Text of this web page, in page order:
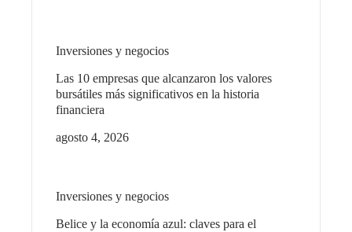
Inversiones y negocios
Las 10 empresas que alcanzaron los valores
bursátiles más significativos en la historia
financiera
agosto 4, 2026
Inversiones y negocios
Belice y la economía azul: claves para el